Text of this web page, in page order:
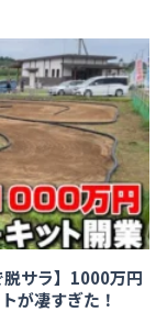
サラ】1000万円
が凄すぎた！